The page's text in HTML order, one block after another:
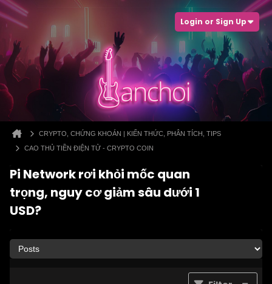
Login or Sign Up
CRYPTO, CHỨNG KHOÁN | KIẾN THỨC, PHÂN TÍCH, TIPS
CAO THỦ TIỀN ĐIỆN TỬ - CRYPTO COIN
Pi Network rơi khỏi mốc quan
trọng, nguy cơ giảm sâu dưới 1
USD?